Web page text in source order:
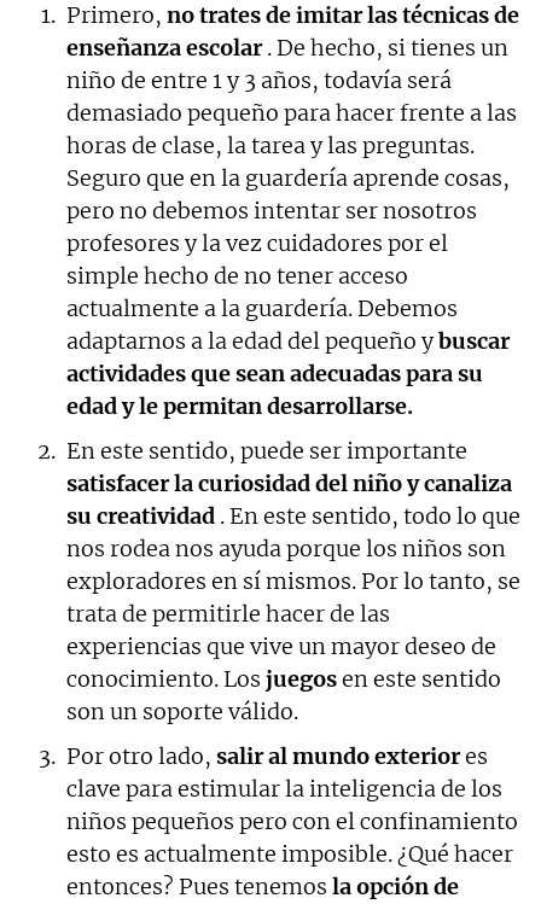
Primero, no trates de imitar las técnicas de
enseñanza escolar. De hecho, si tienes un
niño de entre 1 y 3 años, todavía será
demasiado pequeño para hacer frente a las
horas de clase, la tarea y las preguntas.
Seguro que en la guardería aprende cosas,
pero no debemos intentar ser nosotros
profesores y la vez cuidadores por el
simple hecho de no tener acceso
actualmente a la guardería. Debemos
adaptarnos a la edad del pequeño ybuscar
actividades que sean adecuadas para su
edad y le permitan desarrollarse.
En este sentido, puede ser importante
satisfacer la curiosidad del niño y canaliza
su creatividad . En este sentido, todo lo que
nos rodea nos ayuda porque los niños son
exploradores en sí mismos. Por lo tanto, se
trata de permitirle hacer de las
experiencias que vive un mayor deseo de
conocimiento. Los juegosen este sentido
son un soporte válido.
Por otro lado, salir al mundo exteriores
clave para estimular la inteligencia de los
niños pequeños pero con el confinamiento
esto es actualmente imposible. ¿Qué hacer
entonces? Pues tenemos la opción de